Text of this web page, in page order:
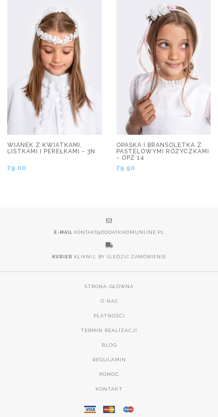
WIANEK Z KWIATKAMI,
LISTKAMI I PEREŁKAMI - 3N
79.00
OPASKA I BRANSOLETKA Z
PASTELOWYMI RÓŻYCZKAMI
- OPŻ 14
79.90
E-MAIL KONTAKT@DODATKIKOMUNIJNE.PL
KURIER KLIKNIJ, BY ŚLEDZIĆ ZAMÓWIENIE
STRONA GŁÓWNA
O NAS
PŁATNOŚCI
TERMIN REALIZACJI
BLOG
REGULAMIN
POMOC
KONTAKT